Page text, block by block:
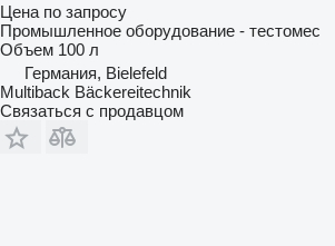
Цена по запросу
Промышленное оборудование - тестомес
Объем 100 л
Германия, Bielefeld
Multiback Bäckereitechnik
Связаться с продавцом